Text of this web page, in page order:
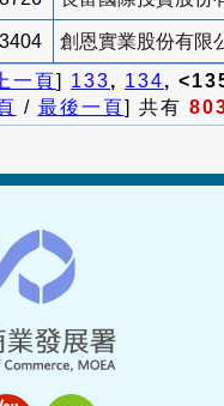
創恩實業股份有限
上一頁] 133, 134,
/ 最後一頁] 共有